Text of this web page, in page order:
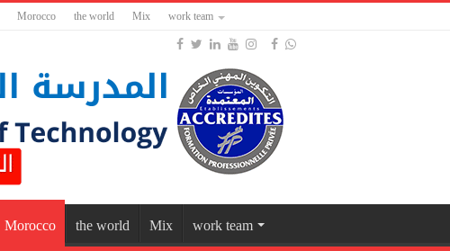
Morocco the world Mix work team
Morocco the world Mix work team